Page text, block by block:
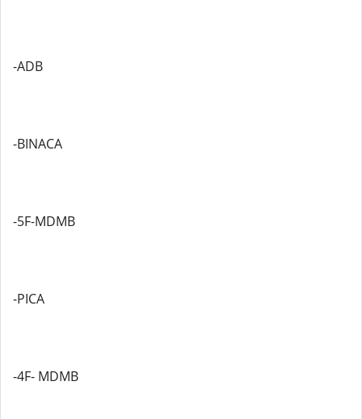
-ADB
-BINACA
-5F-MDMB
-PICA
-4F- MDMB